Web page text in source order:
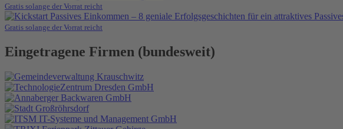
Gratis solange der Vorrat reicht
Gratis solange der Vorrat reicht
Eingetragene Firmen (bundesweit)